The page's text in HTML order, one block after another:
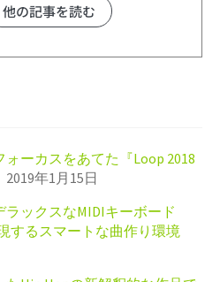
他の記事を読む
ーカスをあてた『Loop 2018
2019年1月15日
ックスなMIDIキーボード
するスマートな曲作り環境